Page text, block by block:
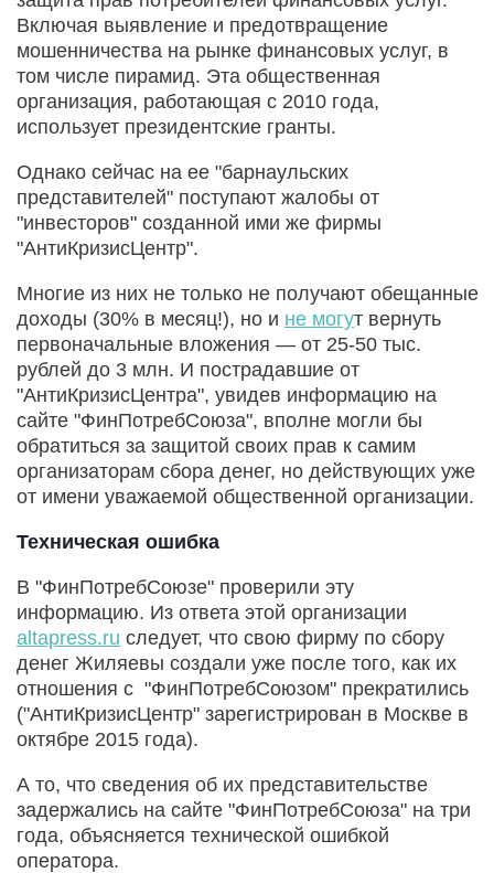
Включая выявление и предотвращение
мошенничества на рынке финансовых услуг, в
том числе пирамид. Эта общественная
организация, работающая с 2010 года,
использует президентские гранты.
Однако сейчас на ее "барнаульских
представителей" поступают жалобы от
"инвесторов" созданной ими же фирмы
"АнтиКризисЦентр".
Многие из них не только не получают обещанные
доходы (30% в месяц!), но и не могут вернуть
первоначальные вложения — от 25-50 тыс.
рублей до 3 млн. И пострадавшие от
"АнтиКризисЦентра", увидев информацию на
сайте "ФинПотребСоюза", вполне могли бы
обратиться за защитой своих прав к самим
организаторам сбора денег, но действующих уже
от имени уважаемой общественной организации.
Техническая ошибка
В "ФинПотребСоюзе" проверили эту
информацию. Из ответа этой организации
altapress.ru следует, что свою фирму по сбору
денег Жиляевы создали уже после того, как их
отношения с "ФинПотребСоюзом" прекратились
("АнтиКризисЦентр" зарегистрирован в Москве в
октябре 2015 года).
А то, что сведения об их представительстве
задержались на сайте "ФинПотребСоюза" на три
года, объясняется технической ошибкой
оператора.